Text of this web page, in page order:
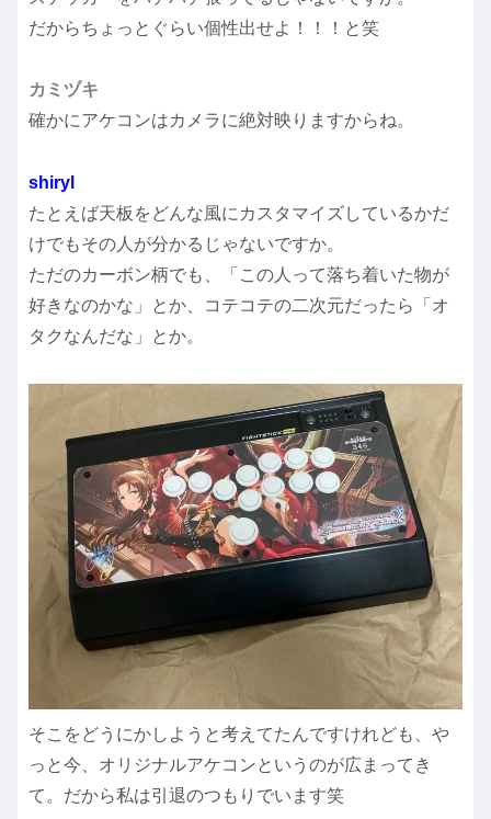
だからちょっとぐらい個性出せよ！！！と笑
カミヅキ
確かにアケコンはカメラに絶対映りますからね。
shiryl
たとえば天板をどんな風にカスタマイズしているかだ
けでもその人が分かるじゃないですか。
ただのカーボン柄でも、「この人って落ち着いた物が
好きなのかな」とか、コテコテの二次元だったら「オ
タクなんだな」とか。
そこをどうにかしようと考えてたんですけれども、や
っと今、オリジナルアケコンというのが広まってき
て。だから私は引退のつもりでいます笑